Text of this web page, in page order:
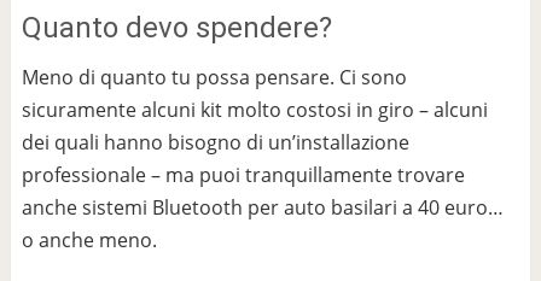
Quanto devo spendere?
Meno di quanto tu possa pensare. Ci sono
sicuramente alcuni kit molto costosi in giro – alcuni
dei quali hanno bisogno di un’installazione
professionale – ma puoi tranquillamente trovare
anche sistemi Bluetooth per auto basilari a 40 euro…
o anche meno.